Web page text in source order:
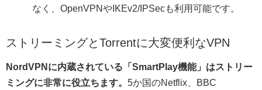
なく、OpenVPNやIKEv2/IPSecも利用可能です。
ストリーミングとTorrentに大変便利なVPN
NordVPNに内蔵されている「SmartPlay機能」はストリー
ミングに非常に役立ちます。 5か国のNetflix、BBC